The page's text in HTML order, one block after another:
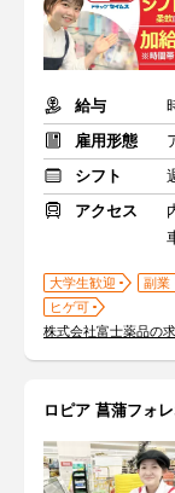
給与
雇用形態
シフト
アクセス
大学生歓迎 副業
ヒゲ可
株式会社富士薬品の
ロピア 菖蒲フォ